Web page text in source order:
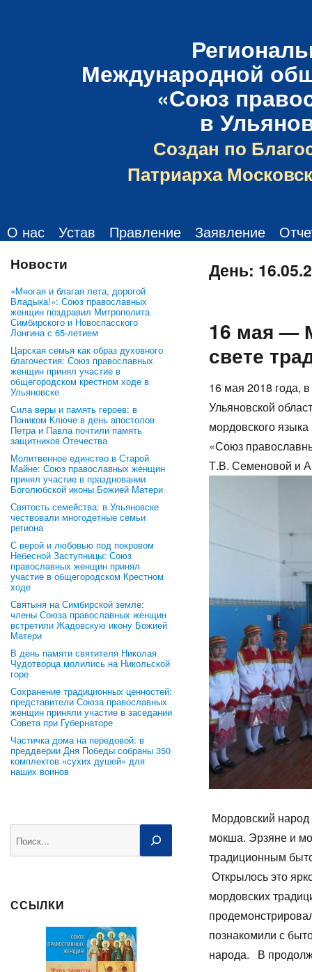
Международной
«Союз
в
Создан по
Патриарха
О нас Устав Правление Заявление
Новости
«Многая и благая лета, дорогой
Владыка!»: Союз православных
женщин поздравил Митрополита
Симбирского и Новоспасского
Лонгина с 65-летием
Царская семья как образ духовного
благочестия: Союз православных
женщин принял участие в
общегородском крестном ходе в
Ульяновске
Сила веры и память героев: в
Поником Ключе в день апостолов
Петра и Павла почтили память
защитников Отечества
Молитвенное единство в Старой
Майне: Союз православных женщин
принял участие в праздновании
Боголюбской иконы Божией Матери
Святость семейства: в Ульяновске
чествовали многодетные семьи
региона
С верой и любовью под покровом
Небесной Заступницы: Союз
православных женщин принял
участие в общегородском Крестном
ходе
Святыня на Симбирской земле:
члены Союза православных женщин
встретили Жадовскую икону Божией
Матери
В день памяти святителя Николая
Чудотворца молились на Никольской
горе
Сохранение традиционных ценностей:
представители Союза православных
женщин приняли участие в заседании
Совета при Губернаторе
Частичка дома на передовой: в
преддверии Дня Победы собраны 350
комплектов «сухих душей» для
наших воинов
ССЫЛКИ
День:
16 мая —
свете
16 мая 2018 года,
Ульяновской
мордовского
«Союз
Т.В. Семеновой
Мордовский народ
мокша. Эрзяне и
Открылось это
мордовских
познакомили с
народа. В